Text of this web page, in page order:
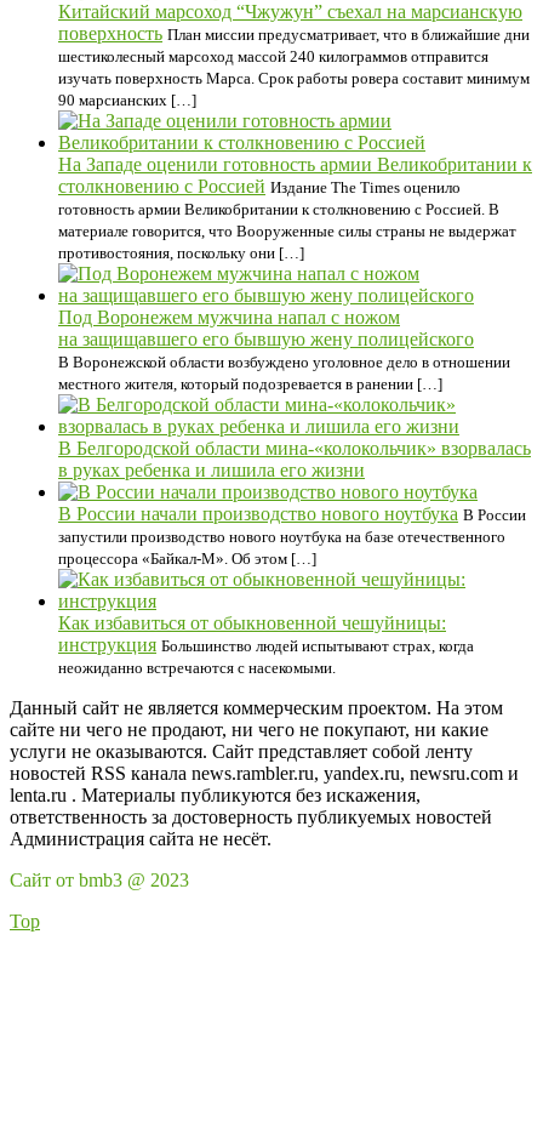
Китайский марсоход “Чжужун” съехал на марсианскую
поверхность План миссии предусматривает, что в ближайшие дни
шестиколесный марсоход массой 240 килограммов отправится
изучать поверхность Марса. Срок работы ровера составит минимум
90 марсианских […]
На Западе оценили готовность армии Великобритании к
столкновению с Россией Издание The Times оценило
готовность армии Великобритании к столкновению с Россией. В
материале говорится, что Вооруженные силы страны не выдержат
противостояния, поскольку они […]
Под Воронежем мужчина напал с ножом
на защищавшего его бывшую жену полицейского
В Воронежской области возбуждено уголовное дело в отношении
местного жителя, который подозревается в ранении […]
В Белгородской области мина-«колокольчик» взорвалась
в руках ребенка и лишила его жизни
В России начали производство нового ноутбука В России
запустили производство нового ноутбука на базе отечественного
процессора «Байкал-М». Об этом […]
Как избавиться от обыкновенной чешуйницы:
инструкция Большинство людей испытывают страх, когда
неожиданно встречаются с насекомыми.
Данный сайт не является коммерческим проектом. На этом
сайте ни чего не продают, ни чего не покупают, ни какие
услуги не оказываются. Сайт представляет собой ленту
новостей RSS канала news.rambler.ru, yandex.ru, newsru.com и
lenta.ru . Материалы публикуются без искажения,
ответственность за достоверность публикуемых новостей
Администрация сайта не несёт.
Сайт от bmb3 @ 2023
Top